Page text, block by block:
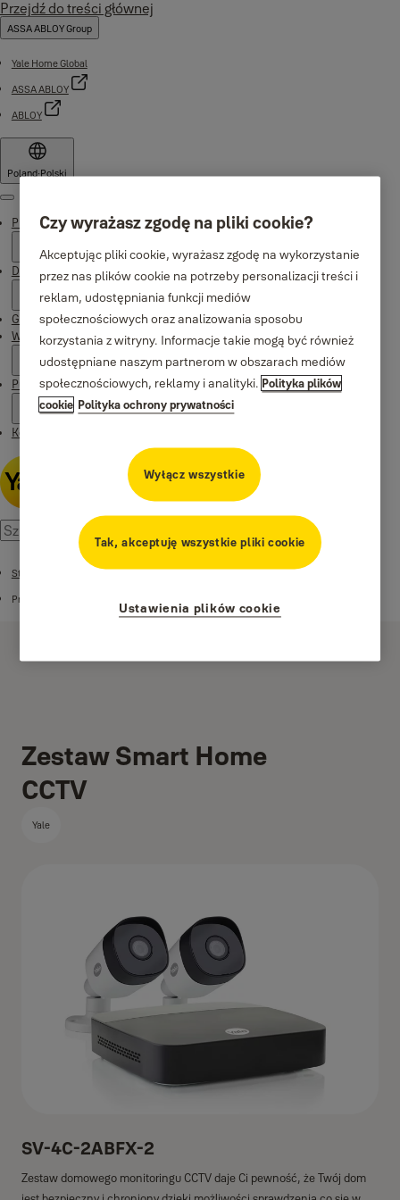
Przejdź do treści głównej
ASSA ABLOY Group
Yale Home Global
ASSA ABLOY
ABLOY
Poland·Polski
Menu
Produkty
Dlaczego Yale
Gdzie kupić
Wsparcie
Publikacje
Kontakt
Strona główna
Produkty
Zestaw Smart Home
CCTV
Yale
SV-4C-2ABFX-2
Zestaw domowego monitoringu CCTV daje Ci pewność, że Twój dom
Czy wyrażasz zgodę na pliki cookie?
Akceptując pliki cookie, wyrażasz zgodę na wykorzystanie
przez nas plików cookie na potrzeby personalizacji treści i
reklam, udostępniania funkcji mediów
społecznościowych oraz analizowania sposobu
korzystania z witryny. Informacje takie mogą być również
udostępniane naszym partnerom w obszarach mediów
społecznościowych, reklamy i analityki. Polityka plików
cookie Polityka ochrony prywatności
Wyłącz wszystkie
Tak, akceptuję wszystkie pliki cookie
Ustawienia plików cookie